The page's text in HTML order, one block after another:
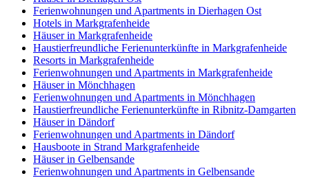
Ferienwohnungen und Apartments in Dierhagen Ost
Hotels in Markgrafenheide
Häuser in Markgrafenheide
Haustierfreundliche Ferienunterkünfte in Markgrafenheide
Resorts in Markgrafenheide
Ferienwohnungen und Apartments in Markgrafenheide
Häuser in Mönchhagen
Ferienwohnungen und Apartments in Mönchhagen
Haustierfreundliche Ferienunterkünfte in Ribnitz-Damgarten
Häuser in Dändorf
Ferienwohnungen und Apartments in Dändorf
Hausboote in Strand Markgrafenheide
Häuser in Gelbensande
Ferienwohnungen und Apartments in Gelbensande